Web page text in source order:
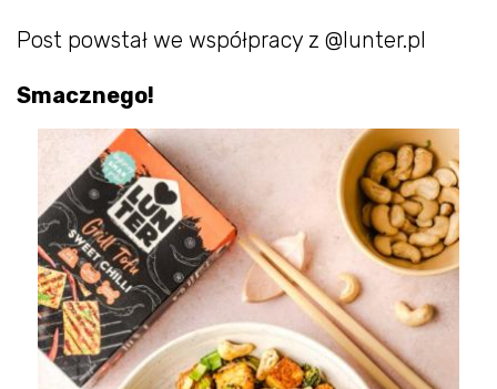
Post powstał we współpracy z @lunter.pl
Smacznego!